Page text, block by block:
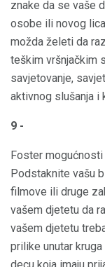
znake da se vaše
osobe ili novog
možda želeti da
teškim vršnjačkim
savjetovanje,
aktivnog slušanja i
9 -
Foster
Podstaknite vašu
filmove ili druge
vašem djetetu da
vašem djetetu
prilike unutar